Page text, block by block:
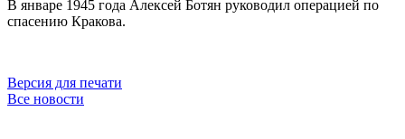
В январе 1945 года Алексей Ботян руководил операцией по
спасению Кракова.
Версия для печати
Все новости